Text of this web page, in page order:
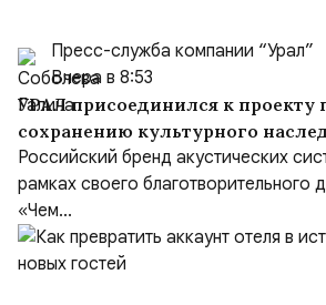
Пресс-служба компании “Урал”
Вчера в 8:53
УРАЛ присоединился к проекту
сохранению культурного
Российский бренд акустических
рамках своего благотворительного
«Чем...